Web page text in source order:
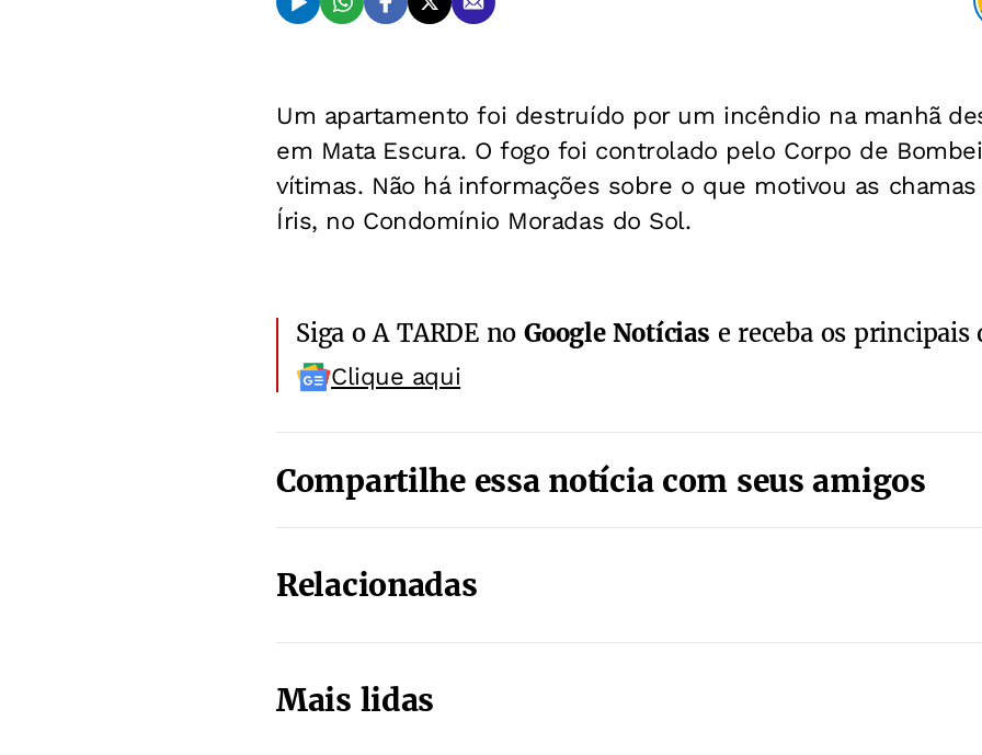
Um apartamento foi destruído por um incêndio na manhã
em Mata Escura. O fogo foi controlado pelo Corpo de
vítimas. Não há informações sobre o que motivou as
Íris, no Condomínio Moradas do Sol.
Siga o A TARDE noGoogle Notícias e receba os principais
Clique aqui
Compartilhe essa notícia com seus amigos
Relacionadas
Mais lidas